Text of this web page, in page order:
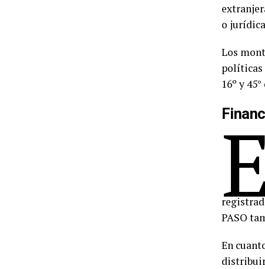
o
Los
políticas
16º y
PASO
En
distribuir